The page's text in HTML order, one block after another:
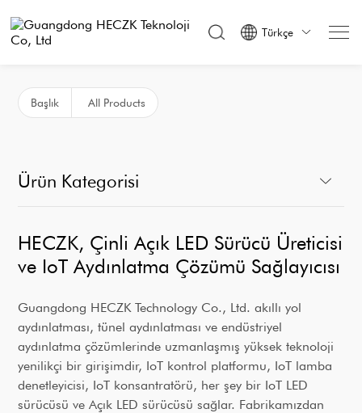
Türkçe 
Başlık All Products
Ürün Kategorisi
HECZK, Çinli Açık LED Sürücü Üreticisi
ve IoT Aydınlatma Çözümü Sağlayıcısı
Guangdong HECZK Technology Co., Ltd. akıllı yol
aydınlatması, tünel aydınlatması ve endüstriyel
aydınlatma çözümlerinde uzmanlaşmış yüksek teknoloji
yenilikçi bir girişimdir, IoT kontrol platformu, IoT lamba
denetleyicisi, IoT konsantratörü, her şey bir IoT LED
sürücüsü ve Açık LED sürücüsü sağlar. Fabrikamızdan